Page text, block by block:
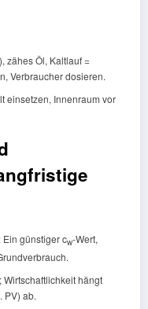
zähes Öl, Kaltlauf =
Verbraucher dosieren.
einsetzen, Innenraum vor
Ein günstiger cw-Wert,
hängt
PV) ab.